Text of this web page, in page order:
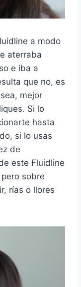
a modo
aterraba
e iba a
que no, es
mejor
Si lo
hasta
si lo usas
de
este Fluidline
sobre
rías o llores